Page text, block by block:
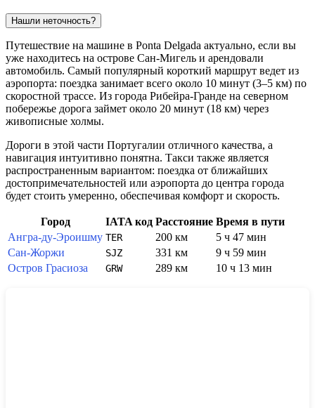
Нашли неточность?
Путешествие на машине в Ponta Delgada актуально, если вы
уже находитесь на острове Сан-Мигель и арендовали
автомобиль. Самый популярный короткий маршрут ведет из
аэропорта: поездка занимает всего около 10 минут (3–5 км) по
скоростной трассе. Из города Рибейра-Гранде на северном
побережье дорога займет около 20 минут (18 км) через
живописные холмы.
Дороги в этой части Португалии отличного качества, а
навигация интуитивно понятна. Такси также является
распространенным вариантом: поездка от ближайших
достопримечательностей или аэропорта до центра города
будет стоить умеренно, обеспечивая комфорт и скорость.
Город IATA код Расстояние Время в пути
Ангра-ду-Эроишму TER 200 км
5 ч 47 мин
Сан-Жоржи
SJZ 331 км
9 ч 59 мин
Остров Грасиоза
GRW 289 км 10 ч 13 мин